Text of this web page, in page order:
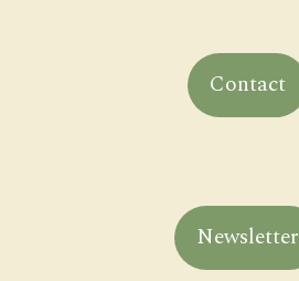
Contact
Newsletter